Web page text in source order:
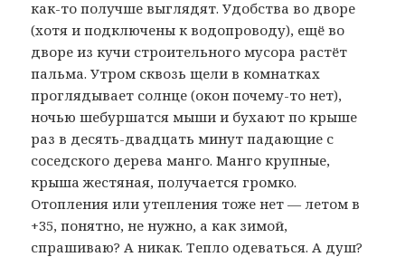
как-то получше выглядят. Удобства во дворе
(хотя и подключены к водопроводу), ещё во
дворе из кучи строительного мусора растёт
пальма. Утром сквозь щели в комнатках
проглядывает солнце (окон почему-то нет),
ночью шебуршатся мыши и бухают по крыше
раз в десять-двадцать минут падающие с
соседского дерева манго. Манго крупные,
крыша жестяная, получается громко.
Отопления или утепления тоже нет — летом в
+35, понятно, не нужно, а как зимой,
спрашиваю? А никак. Тепло одеваться. А душ?